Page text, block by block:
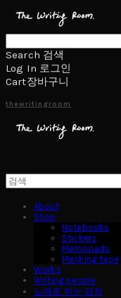
Search 검색
Log In 로그인
Cart장바구니
thewritingroom
About
Shop
Notebooks
Stickers
Memopads
Masking tape
Works
Writing people
노래로 하는 답장